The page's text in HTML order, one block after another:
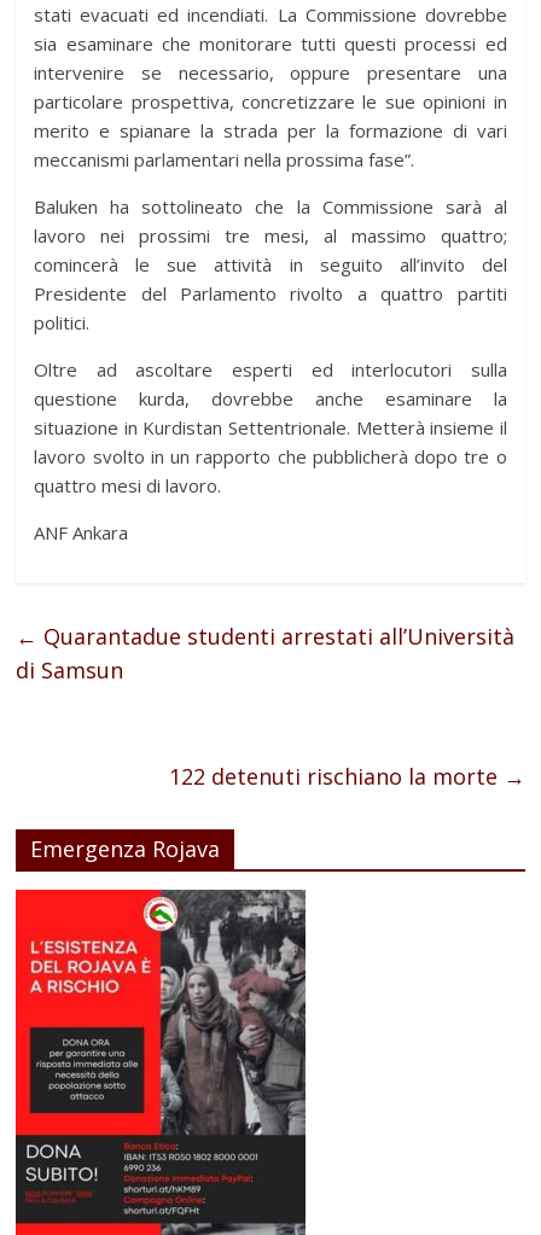
stati evacuati ed incendiati. La Commissione dovrebbe
sia esaminare che monitorare tutti questi processi ed
intervenire se necessario, oppure presentare una
particolare prospettiva, concretizzare le sue opinioni in
merito e spianare la strada per la formazione di vari
meccanismi parlamentari nella prossima fase”.
Baluken ha sottolineato che la Commissione sarà al
lavoro nei prossimi tre mesi, al massimo quattro;
comincerà le sue attività in seguito all’invito del
Presidente del Parlamento rivolto a quattro partiti
politici.
Oltre ad ascoltare esperti ed interlocutori sulla
questione kurda, dovrebbe anche esaminare la
situazione in Kurdistan Settentrionale. Metterà insieme il
lavoro svolto in un rapporto che pubblicherà dopo tre o
quattro mesi di lavoro.
ANF Ankara
← Quarantadue studenti arrestati all’Università
di Samsun
122 detenuti rischiano la morte →
Emergenza Rojava